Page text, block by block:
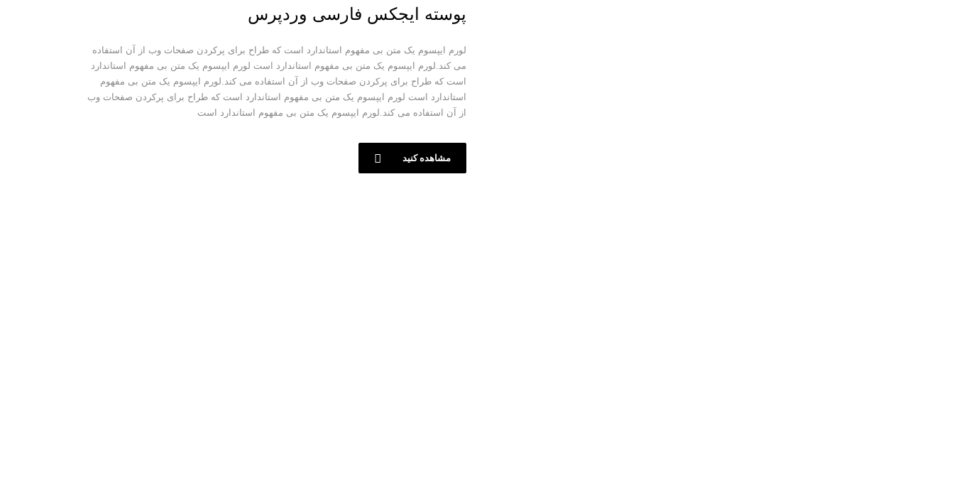
پوسته ایجکس فارسی وردپرس
لورم ایپسوم یک متن بی مفهوم استاندارد است که طراح برای پرکردن صفحات وب از آن استفاده
می کند.لورم ایپسوم یک متن بی مفهوم استاندارد است لورم ایپسوم یک متن بی مفهوم استاندارد
است که طراح برای پرکردن صفحات وب از آن استفاده می کند.لورم ایپسوم یک متن بی مفهوم
استاندارد است لورم ایپسوم یک متن بی مفهوم استاندارد است که طراح برای پرکردن صفحات وب
از آن استفاده می کند.لورم ایپسوم یک متن بی مفهوم استاندارد است
مشاهده کنید